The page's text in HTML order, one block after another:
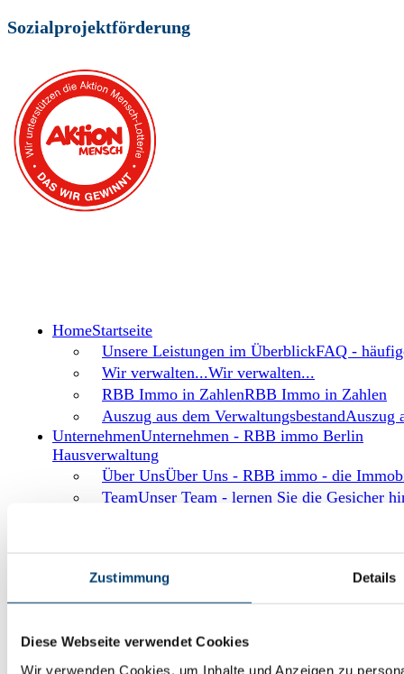
Zustimmung Details
Diese Webseite verwendet Cookies
Wir verwenden Cookies, um Inhalte und Anzeigen zu
Sozialprojektförderung
HomeStartseite
Unsere Leistungen im ÜberblickFAQ -
Wir verwalten...Wir verwalten...
RBB Immo in ZahlenRBB Immo in Zahlen
Auszug aus dem VerwaltungsbestandAuszug
UnternehmenUnternehmen - RBB immo Berlin
Hausverwaltung
Über UnsÜber Uns - RBB immo - die
TeamUnser Team - lernen Sie die Gesicher
Altbau
RBB immo Berlin -
Denkmalgeschützt
VerwaltungVerwaltung - Ihre zuverlässige
Immobilienverwaltung in Berlin